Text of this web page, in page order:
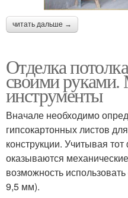
читать дальше →
Отделка
своими
инструменты
Вначале необходимо
гипсокартонных листов
конструкции. Учитывая
оказываются
возможность
9,5 мм).